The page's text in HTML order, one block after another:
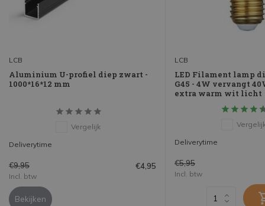
LCB
Aluminium U-profiel diep zwart -
1000*16*12 mm
Vergelijk
Deliverytime
€9,95 €4,95
Incl. btw
Bekijken
LCB
LED Filament lamp
G45 - 4W vervangt
extra warm wit licht
Deliverytime
€5,95
Incl. btw